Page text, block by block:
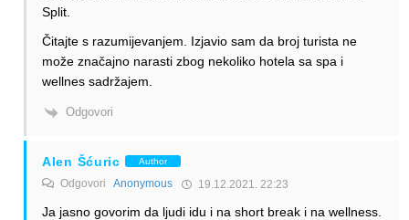
Split.
Čitajte s razumijevanjem. Izjavio sam da broj turista ne
može značajno narasti zbog nekoliko hotela sa spa i
wellnes sadržajem.
Odgovori
Alen Šćuric Author
Odgovori Anonymous 19.12.2021. 22:23
Ja jasno govorim da ljudi idu i na short break i na wellness.